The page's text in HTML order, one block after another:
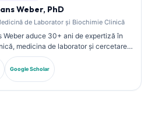
Weber, PhD
de Laborator și Biochimie Clinică
Weber aduce 30+ ani de expertiză în
medicina de laborator și cercetarea
Fost președinte al Societății Germane
se specializează în analiza
diagnostic, standardizarea biomarkerilor
Google Scholar